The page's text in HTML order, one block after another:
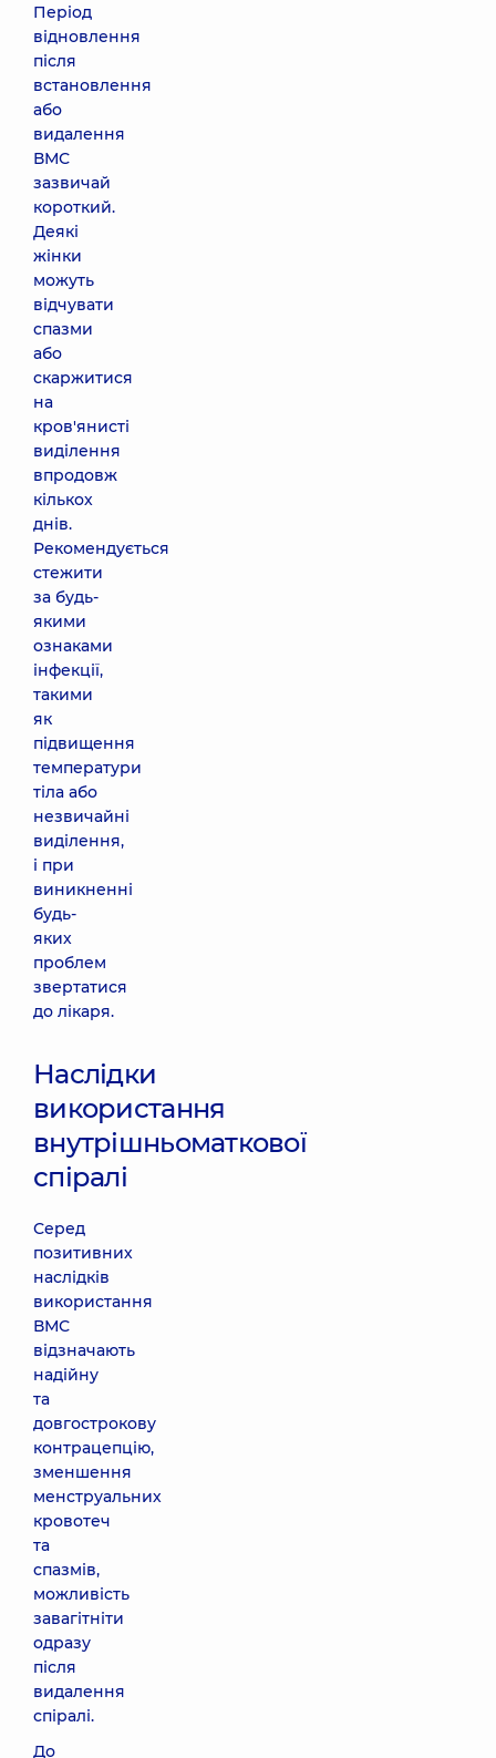
Період
відновлення
після
встановлення
або
видалення
ВМС
зазвичай
короткий.
Деякі
жінки
можуть
відчувати
спазми
або
скаржитися
на
кров'янисті
виділення
впродовж
кількох
днів.
Рекомендується
стежити
за будь-
якими
ознаками
інфекції,
такими
як
підвищення
температури
тіла або
незвичайні
виділення,
і при
виникненні
будь-
яких
проблем
звертатися
до лікаря.
Наслідки
використання
внутрішньоматкової
спіралі
Серед
позитивних
наслідків
використання
ВМС
відзначають
надійну
та
довгострокову
контрацепцію,
зменшення
менструальних
кровотеч
та
спазмів,
можливість
завагітніти
одразу
після
видалення
спіралі.
До